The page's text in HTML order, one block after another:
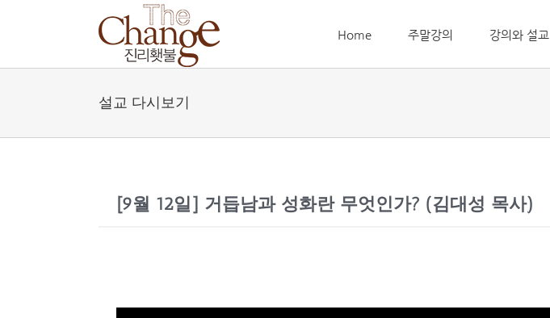
Home 주말강의 강의와 설교
설교 다시보기
[9월 12일] 거듭남과 성화란 무엇인가? (김대성 목사)